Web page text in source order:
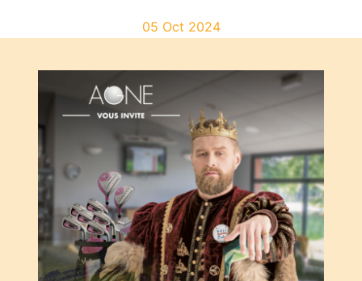
05 Oct 2024